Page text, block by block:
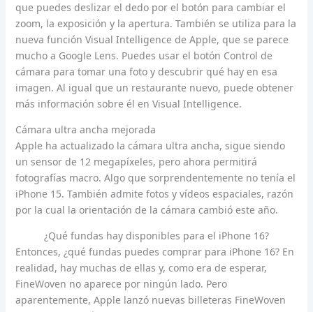
que puedes deslizar el dedo por el botón para cambiar el
zoom, la exposición y la apertura. También se utiliza para la
nueva función Visual Intelligence de Apple, que se parece
mucho a Google Lens. Puedes usar el botón Control de
cámara para tomar una foto y descubrir qué hay en esa
imagen. Al igual que un restaurante nuevo, puede obtener
más información sobre él en Visual Intelligence.
Cámara ultra ancha mejorada
Apple ha actualizado la cámara ultra ancha, sigue siendo
un sensor de 12 megapíxeles, pero ahora permitirá
fotografías macro. Algo que sorprendentemente no tenía el
iPhone 15. También admite fotos y vídeos espaciales, razón
por la cual la orientación de la cámara cambió este año.
¿Qué fundas hay disponibles para el iPhone 16?
Entonces, ¿qué fundas puedes comprar para iPhone 16? En
realidad, hay muchas de ellas y, como era de esperar,
FineWoven no aparece por ningún lado. Pero
aparentemente, Apple lanzó nuevas billeteras FineWoven